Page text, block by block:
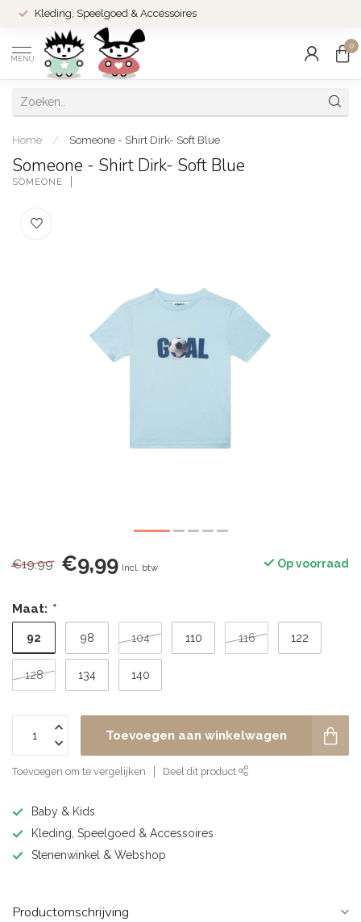
Kleding, Speelgoed & Accessoires
MENU
0
Home / Someone - Shirt Dirk- Soft Blue
Someone - Shirt Dirk- Soft Blue
SOMEONE
€19,99 €9,99 Incl. btw Op voorraad
Maat: *
92 98 104 110 116 122
128 134 140
Toevoegen aan winkelwagen
Toevoegen om te vergelijken Deel dit product
Baby & Kids
Kleding, Speelgoed & Accessoires
Stenenwinkel & Webshop
Productomschrijving